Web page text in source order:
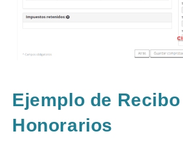
Ejemplo de Recibo
Honorarios